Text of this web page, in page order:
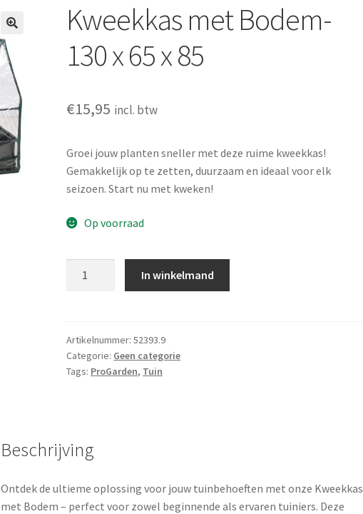
Kweekkas met Bodem-
130 x 65 x 85
€15,95 incl. btw
Groei jouw planten sneller met deze ruime kweekkas!
Gemakkelijk op te zetten, duurzaam en ideaal voor elk
seizoen. Start nu met kweken!
Op voorraad
x
65
x
In winkelmand
Artikelnummer:52393.9
Categorie: Geen categorie
Tags: ProGarden, Tuin
Beschrijving
Ontdek de ultieme oplossing voor jouw tuinbehoeften met onze Kweekkas
met Bodem – perfect voor zowel beginnende als ervaren tuiniers. Deze